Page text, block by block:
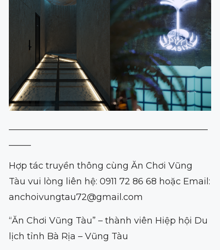
Hợp tác truyền thông cùng Ăn Chơi Vũng
Tàu vui lòng liên hệ: 0911 72 86 68 hoặc Email:
anchoivungtau72@gmail.com
“Ăn Chơi Vũng Tàu” – thành viên Hiệp hội Du
lịch tỉnh Bà Rịa – Vũng Tàu